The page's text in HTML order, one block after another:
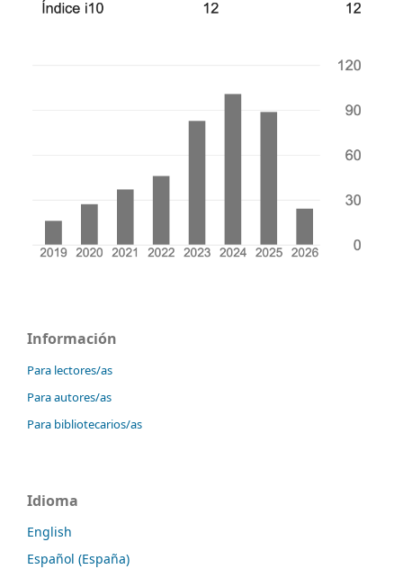
Información
Para lectores/as
Para autores/as
Para bibliotecarios/as
Idioma
English
Español (España)